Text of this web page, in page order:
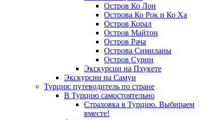
Остров Ко Лон
Острова Ко Рок и Ко Ха
Остров Корал
Остров Майтон
Остров Рача
Острова Симиланы
Остров Сурин
Экскурсии на Пхукете
Экскурсии на Самуи
Турция: путеводитель по стране
В Турцию самостоятельно
Страховка в Турцию. Выбираем
вместе!